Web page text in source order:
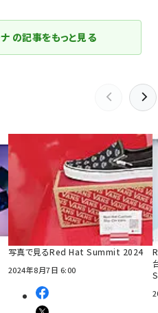
の記事をもっと見る
写真で見るRed Hat Summit 2024
2024年8月7日 6:00